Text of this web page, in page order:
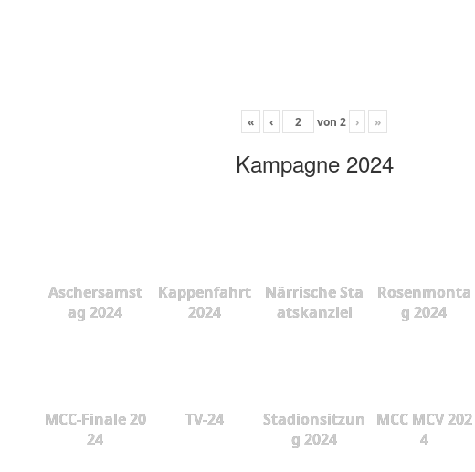
« ‹ von 2 › »
Kampagne 2024
Aschersamst
ag 2024
Kappenfahrt
2024
Närrische Sta
atskanzlei
Rosenmonta
g 2024
MCC-Finale 20
24
TV-24
Stadionsitzun
g 2024
MCC MCV 202
4